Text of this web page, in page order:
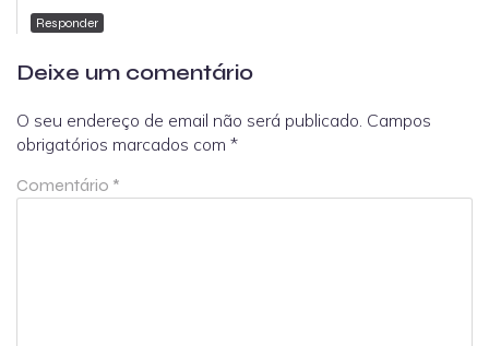
Responder
Deixe um comentário
O seu endereço de email não será publicado. Campos
obrigatórios marcados com *
Comentário *